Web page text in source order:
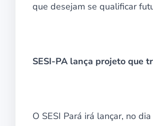
que desejam se qualificar
SESI-PA lança projeto que
O SESI Pará irá lançar, no